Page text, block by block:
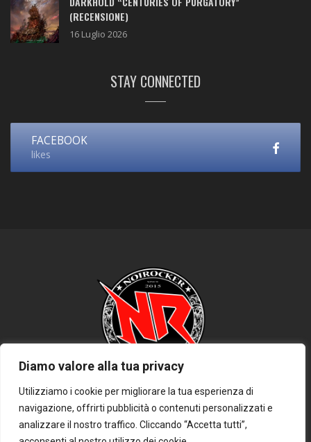
Diamo valore alla tua privacy
Utilizziamo i cookie per migliorare la tua esperienza di
navigazione, offrirti pubblicità o contenuti personalizzati e
analizzare il nostro traffico. Cliccando “Accetta tutti”,
(RECENSIONE)
16 Luglio 2026
STAY CONNECTED
FACEBOOK
likes
HOME PRIVACY POLICY COOKIE POLICY DISCLAIMER